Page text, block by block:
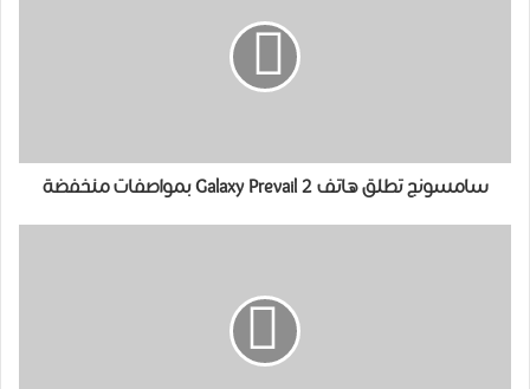
سامسونج تطلق هاتف Galaxy Prevail 2 بمواصفات منخفضة